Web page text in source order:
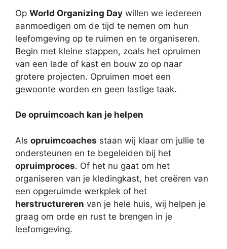
Op World Organizing Day willen we iedereen
aanmoedigen om de tijd te nemen om hun
leefomgeving op te ruimen en te organiseren.
Begin met kleine stappen, zoals het opruimen
van een lade of kast en bouw zo op naar
grotere projecten. Opruimen moet een
gewoonte worden en geen lastige taak.
De opruimcoach kan je helpen
Als opruimcoaches staan wij klaar om jullie te
ondersteunen en te begeleiden bij het
opruimproces. Of het nu gaat om het
organiseren van je kledingkast, het creëren van
een opgeruimde werkplek of het
herstructureren van je hele huis, wij helpen je
graag om orde en rust te brengen in je
leefomgeving.